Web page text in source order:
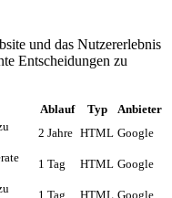
und das Nutzererlebnis
Entscheidungen zu
Ablauf Typ
Anbieter
2 Jahre HTML Google
1 Tag HTML Google